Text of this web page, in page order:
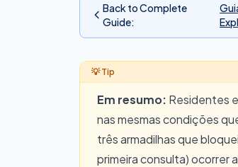
Back to Complete
Guide:
Em resumo: Residentes
nas mesmas condições
três armadilhas que
primeira consulta) ocorrer